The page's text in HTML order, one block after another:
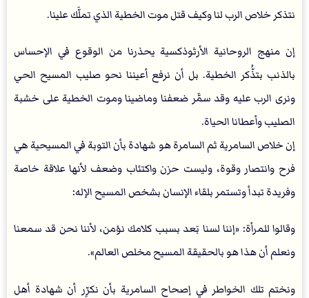
نتذكر خلاص الرب لنا وكيف قتل موت الخطية الذي تملَّك علينا.
إن منهج الروحانية الأرثوذكسية يحذرنا من الوقوع في الإحساس
بالذنب بتذُّكر الخطية. بل أن نرفع أعيننا نحو صليب المسيح الحي
ونرى الرب عليه وقد سمَّر ضعفنا وماضينا وموت الخطية على خشبة
الصليب وأعطانا الحياة.
إن خلاص السامرية ثم السامرة هو شهادة بأن التوبة في المسيحية هي
فرح وانتصار وقوة، وليست حزن واكتئاب وضعف لأنها علاقة خاصة
وفريدة تبدأ وتستمر بلقاء الإنسان بشخص المسيح الإله:
وقالوا للمرأة: «إننا لسنا بَعد بسبب كلامك نؤمن، لأننا نحن قد سمعنا
ونعلم أن هذا هو بالحقيقة المسيح مخلص العالم».
ونختم تلك الخواطر في إصحاح السامرية بأن نكرِّر أن شهادة أهل